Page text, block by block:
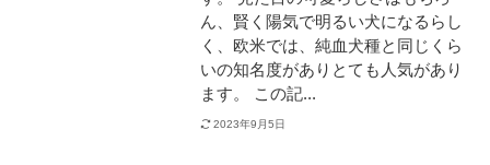
ん、賢く陽気で明るい犬になるらし
く、欧米では、純血犬種と同じくら
いの知名度がありとても人気があり
ます。 この記...
2023年9月5日